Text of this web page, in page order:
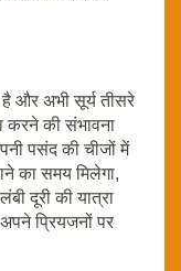
है और अभी सूर्य तीसरे
करने की संभावना
पसंद की चीजों में
का समय मिलेगा,
दूरी की यात्रा
प्रियजनों पर